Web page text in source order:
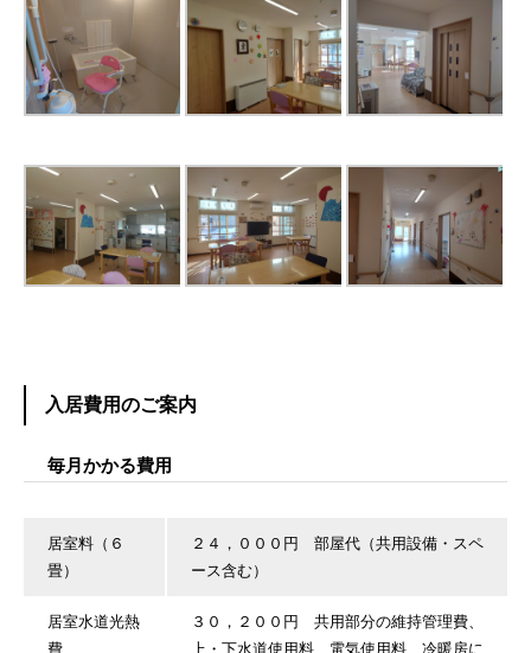
入居費用のご案内
毎月かかる費用
居室料（６
畳）
２４，０００円 部屋代（共用設備・スペ
ース含む）
居室水道光熱
費
３０，２００円 共用部分の維持管理費、
上・下水道使用料、電気使用料、冷暖房に